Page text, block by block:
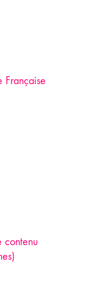
Française
contenu